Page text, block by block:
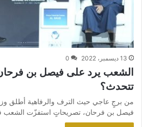
13 ديسمبر، 2022 0
الشعب يرد على فيصل بن
تتحدث؟
من برجٍ عاجي حيث الترف والرفاهية أطلق
فيصل بن فرحان، تصريحاتٍ استفزّت الشعب